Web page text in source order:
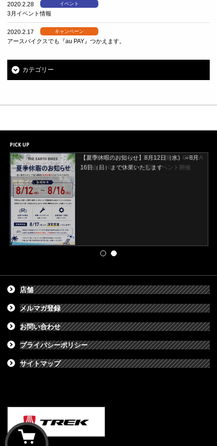
2020.2.28 イベント
3月イベント情報
2020.2.17 キャンペーン
アースバイクスでも『au PAY』つかえます。
カテゴリー
PICK UP
【夏季休暇のお知らせ】8月12日（水）～8月
16日（日）まで休業いたします
【2026年8月29日(土)・30日(日)開催】ORBEA
試乗会＆バレイワークス買取イベント開催
店舗
メルマガ登録
お問い合わせ
プライバシーポリシー
サイトマップ